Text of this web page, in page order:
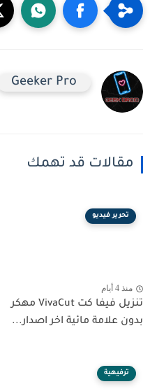
Geeker Pro
مقالات قد تهمك
تحرير فيديو
منذ 4 أيام
تنزيل فيفا كت VivaCut مهكر
بدون علامة مائية اخر اصدار...
ترفيهية